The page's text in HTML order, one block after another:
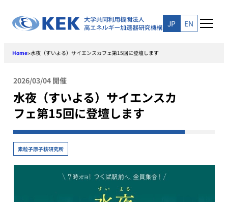
content
JP EN
Home>水夜（すいよる）サイエンスカフェ第15回に登壇します
2026/03/04 開催
水夜（すいよる）サイエンスカ
フェ第15回に登壇します
素粒子原子核研究所